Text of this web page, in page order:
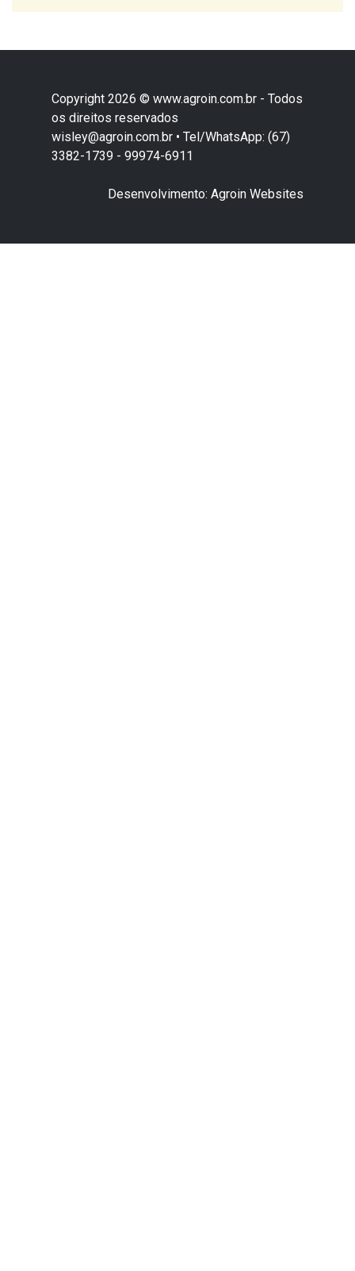
Copyright 2026 © www.agroin.com.br - Todos
os direitos reservados
wisley@agroin.com.br • Tel/WhatsApp: (67)
3382-1739 - 99974-6911
Desenvolvimento: Agroin Websites